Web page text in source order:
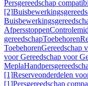
Persgereedschap
[2]
Afpersstoppen
gereedschapToebehoren
ToebehorenGereedschap
voor Gereedschap voor
Mepla
[1]Reserveonderdelen
[1]Persgereedschap